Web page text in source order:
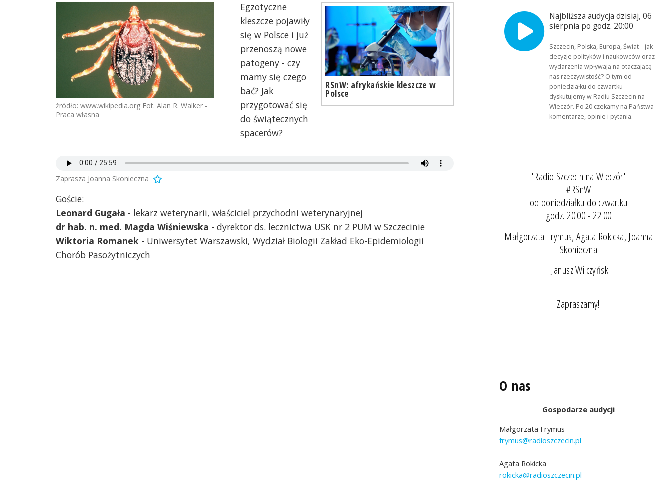
źródło: www.wikipedia.org Fot. Alan R. Walker -
Praca własna
RSnW: afrykańskie kleszcze w
Polsce
Egzotyczne
kleszcze pojawiły
się w Polsce i już
przenoszą nowe
patogeny - czy
mamy się czego
bać? Jak
przygotować się
do świątecznych
spacerów?
Zaprasza Joanna Skonieczna
Goście:
Leonard Gugała - lekarz weterynarii, właściciel przychodni weterynaryjnej
dr hab. n. med. Magda Wiśniewska - dyrektor ds. lecznictwa USK nr 2 PUM w Szczecinie
Wiktoria Romanek - Uniwersytet Warszawski, Wydział Biologii Zakład Eko-Epidemiologii
Chorób Pasożytniczych
Najbliższa audycja dzisiaj, 06
sierpnia po godz. 20:00
Szczecin, Polska, Europa, Świat – jak
decyzje polityków i naukowców oraz
wydarzenia wpływają na otaczającą
nas rzeczywistość? O tym od
poniedziałku do czwartku
dyskutujemy w Radiu Szczecin na
Wieczór. Po 20 czekamy na Państwa
komentarze, opinie i pytania.
"Radio Szczecin na Wieczór"
#RSnW
od poniedziałku do czwartku
godz. 20.00 - 22.00
Małgorzata Frymus, Agata Rokicka, Joanna
Skonieczna
i Janusz Wilczyński
Zapraszamy!
O nas
Gospodarze audycji
Małgorzata Frymus
frymus@radioszczecin.pl
Agata Rokicka
rokicka@radioszczecin.pl